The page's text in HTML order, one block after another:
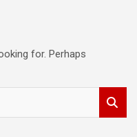
for. Perhaps